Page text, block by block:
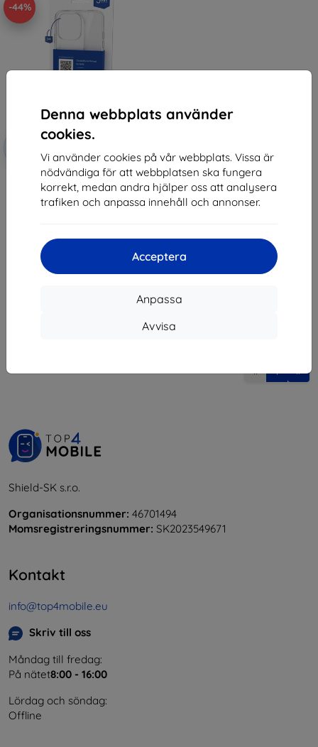
Denna webbplats använder
cookies.
Vi använder cookies på vår webbplats. Vissa är
nödvändiga för att webbplatsen ska fungera
korrekt, medan andra hjälper oss att analysera
trafiken och anpassa innehåll och annonser.
Acceptera
Anpassa
Avvisa
-44%
Rabatt
kupong
3MK Clear Case Oppo A16/A16s
150 kr
85 kr
« 1 »
Shield-SK s.r.o.
Organisationsnummer: 46701494
Momsregistreringsnummer: SK2023549671
Kontakt
info@top4mobile.eu
Skriv till oss
Måndag till fredag:
På nätet8:00 - 16:00
Lördag och söndag:
Offline